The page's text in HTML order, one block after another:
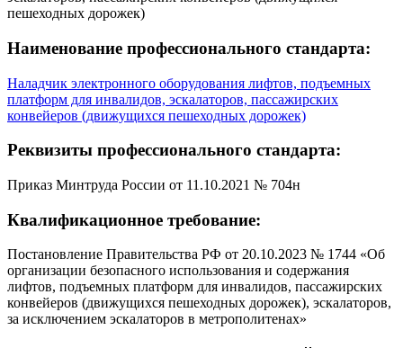
пешеходных дорожек)
Наименование профессионального стандарта:
Наладчик электронного оборудования лифтов, подъемных
платформ для инвалидов, эскалаторов, пассажирских
конвейеров (движущихся пешеходных дорожек)
Реквизиты профессионального стандарта:
Приказ Минтруда России от 11.10.2021 № 704н
Квалификационное требование:
Постановление Правительства РФ от 20.10.2023 № 1744 «Об
организации безопасного использования и содержания
лифтов, подъемных платформ для инвалидов, пассажирских
конвейеров (движущихся пешеходных дорожек), эскалаторов,
за исключением эскалаторов в метрополитенах»